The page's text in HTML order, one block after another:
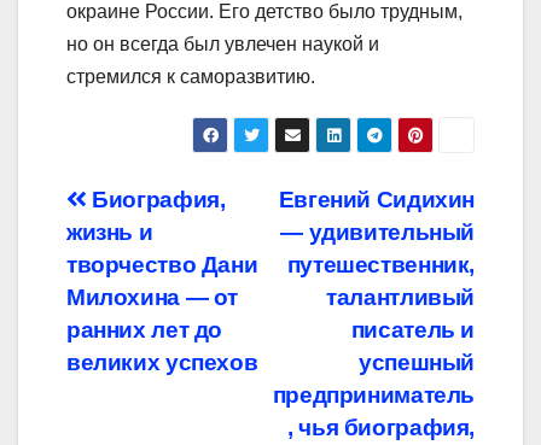
окраине России. Его детство было трудным,
но он всегда был увлечен наукой и
стремился к саморазвитию.
Навигация
по
записям
Евгений Сидихин
— удивительный
путешественник,
талантливый
писатель и
успешный
предприниматель
, чья биография,
Биография,
жизнь и
творчество Дани
Милохина — от
ранних лет до
великих успехов